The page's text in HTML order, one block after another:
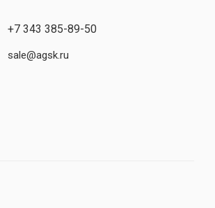
+7 343 385-89-50
sale@agsk.ru